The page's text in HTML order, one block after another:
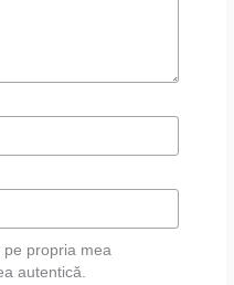
propria mea
autentică.